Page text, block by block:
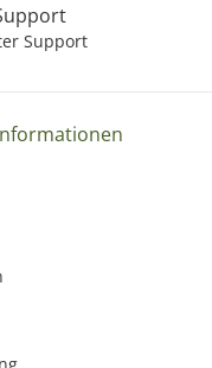
Support